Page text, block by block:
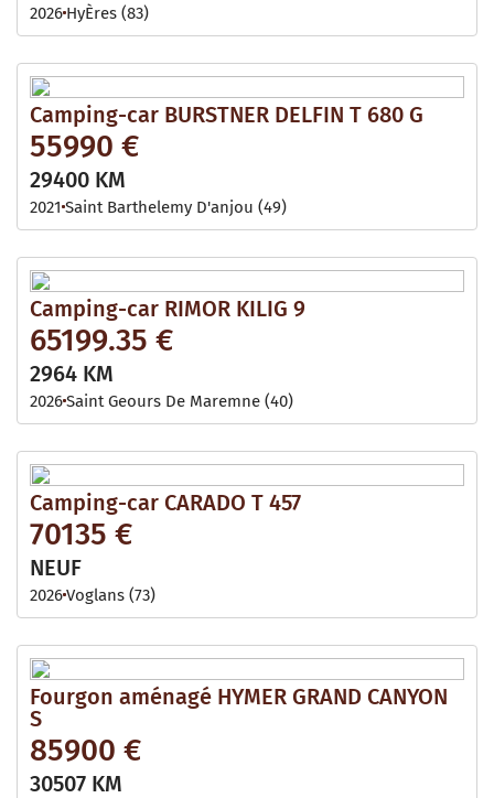
2026 HyÈres (83)
Camping-car BURSTNER DELFIN T 680 G
55990 €
29400 KM
2021 Saint Barthelemy D'anjou (49)
Camping-car RIMOR KILIG 9
65199.35 €
2964 KM
2026Saint Geours De Maremne (40)
Camping-car CARADO T 457
70135 €
NEUF
2026Voglans (73)
Fourgon aménagé HYMER GRAND CANYON
S
85900 €
30507 KM